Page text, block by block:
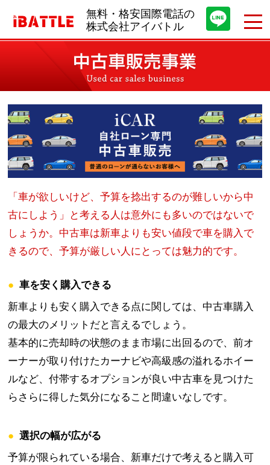
無料・格安国際電話の
株式会社アイバトル
「車が欲しいけど、予算を捻出するのが難しいから中
古にしよう」と考える人は意外にも多いのではないで
しょうか。中古車は新車よりも安い値段で車を購入で
きるので、予算が厳しい人にとっては魅力的です。
●車を安く購入できる
新車よりも安く購入できる点に関しては、中古車購入
の最大のメリットだと言えるでしょう。
基本的に売却時の状態のまま市場に出回るので、前オ
ーナーが取り付けたカーナビや高級感の溢れるホイー
ルなど、付帯するオプションが良い中古車を見つけた
らさらに得した気分になること間違いなしです。
●選択の幅が広がる
予算が限られている場合、新車だけで考えると購入可